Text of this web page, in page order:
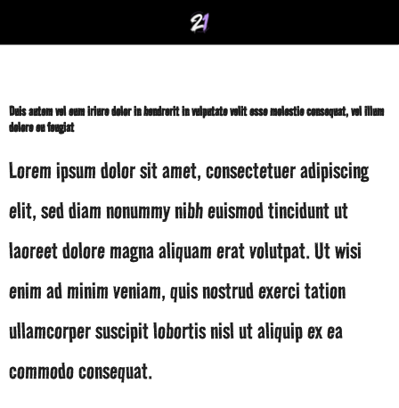
Duis autem vel eum iriure dolor in hendrerit in vulputate velit esse molestie consequat, vel illum
dolore eu feugiat
Lorem ipsum dolor sit amet, consectetuer adipiscing
elit, sed diam nonummy nibh euismod tincidunt ut
laoreet dolore magna aliquam erat volutpat. Ut wisi
enim ad minim veniam, quis nostrud exerci tation
ullamcorper suscipit lobortis nisl ut aliquip ex ea
commodo consequat.